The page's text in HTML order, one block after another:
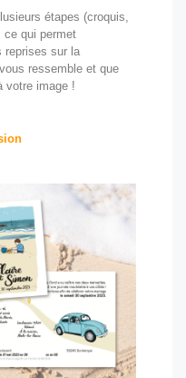
étapes (croquis,
ce qui permet
reprises sur la
ressemble et que
votre image !